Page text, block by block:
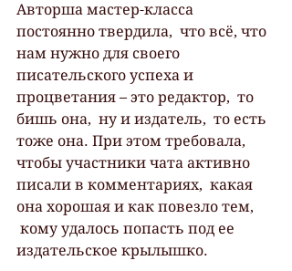
Авторша мастер-класса
постоянно твердила,  что всё, что
нам нужно для своего
писательского успеха и
процветания – это редактор,  то
бишь она,  ну и издатель,  то есть
тоже она. При этом требовала,
чтобы участники чата активно
писали в комментариях,  какая
она хорошая и как повезло тем,
кому удалось попасть под ее
издательское крылышко.